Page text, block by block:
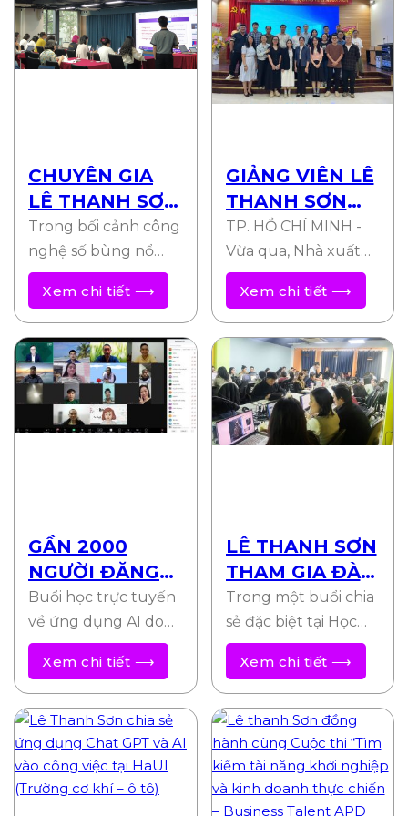
CHUYÊN GIA
LÊ THANH SƠN
ĐÀO TẠO ĐỘI
NGŨ NHÂN SỰ
TẠI NHÀ XUẤT
BẢN KIM ĐỒNG
Trong bối cảnh công
nghệ số bùng nổ
mạnh mẽ, các doanh
nghiệp đặc biệt là
những đơn vị có…
Xem chi tiết ⟶
GIẢNG VIÊN LÊ
THANH SƠN
ĐÀO TẠO ỨNG
DỤNG AI TẠI
NXB GIÁO DỤC
– TP. HCM
TP. HỒ CHÍ MINH -
Vừa qua, Nhà xuất
bản Kim Đồng đã tổ
chức thành công
khóa đào tạo…
Xem chi tiết ⟶
GẦN 2000
NGƯỜI ĐĂNG
KÝ THAM GIA
BUỔI HỌC AI
ONLINE CÙNG
GIẢNG VIÊN LÊ
THANH SƠN
Buổi học trực tuyến
về ứng dụng AI do
giảng viên Lê Thanh
Sơn tổ chức đã thu
hút sự…
Xem chi tiết ⟶
LÊ THANH SƠN
THAM GIA ĐÀO
TẠO VÀ CHIA
SẺ CHATGPT &
AI CHO HỌC
VIỆN TẠI PMA
Trong một buổi chia
sẻ đặc biệt tại Học
viện Quản lý Chuyên
nghiệp (PMA),
chuyên gia AI hàng
đầu…
Xem chi tiết ⟶